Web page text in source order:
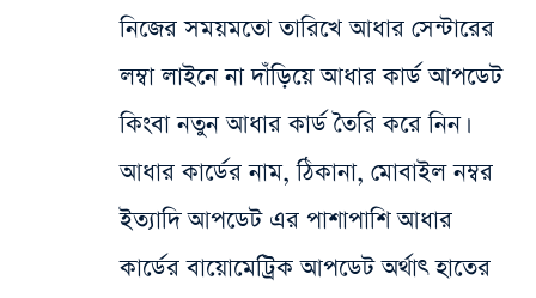
নিজের সময়মতো তারিখে আধার সেন্টারের
লম্বা লাইনে না দাঁড়িয়ে আধার কার্ড আপডেট
কিংবা নতুন আধার কার্ড তৈরি করে নিন।
আধার কার্ডের নাম, ঠিকানা, মোবাইল নম্বর
ইত্যাদি আপডেট এর পাশাপাশি আধার
কার্ডের বায়োমেট্রিক আপডেট অর্থাৎ হাতের